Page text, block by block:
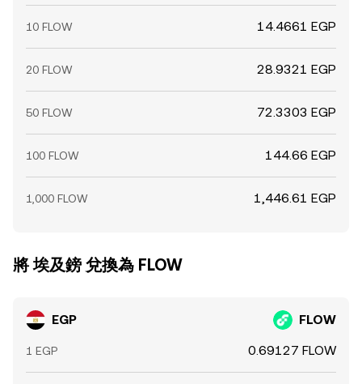
10 FLOW 14.4661 EGP
20 FLOW 28.9321 EGP
50 FLOW 72.3303 EGP
100 FLOW 144.66 EGP
1,000 FLOW 1,446.61 EGP
將 埃及鎊 兌換為 FLOW
EGP FLOW
1 EGP 0.69127 FLOW